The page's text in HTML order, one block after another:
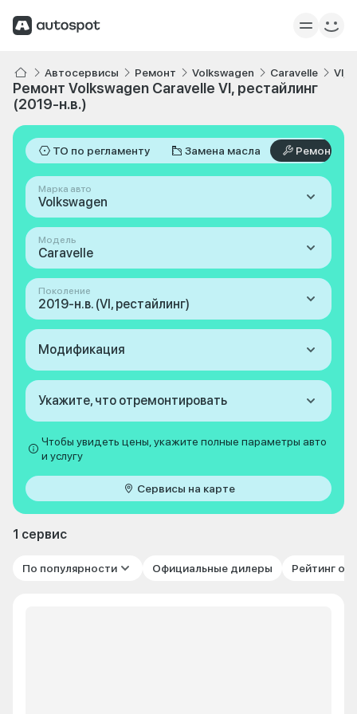
Автосервисы Ремонт Volkswagen Caravelle VI,
Ремонт Volkswagen Caravelle VI, рестайлинг
(2019-н.в.)
ТО по регламенту Замена масла Ремонт
Марка авто
Volkswagen
Модель
Caravelle
Поколение
2019-н.в. (VI, рестайлинг)
Модификация
Укажите, что отремонтировать
Чтобы увидеть цены, укажите полные параметры авто
и услугу
Сервисы на карте
1 сервис
По популярности Официальные дилеры Рейтинг